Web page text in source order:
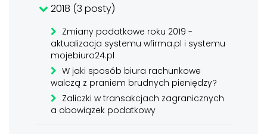
2018 (3 posty)
Zmiany podatkowe roku 2019 -
aktualizacja systemu wfirma.pl i systemu
mojebiuro24.pl
W jaki sposób biura rachunkowe
walczą z praniem brudnych pieniędzy?
Zaliczki w transakcjach zagranicznych
a obowiązek podatkowy